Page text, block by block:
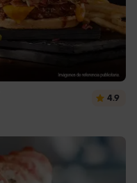
4.9